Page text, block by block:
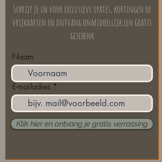
Schrijf je in voor exclusieve upates, kortingen of
vrijkaarten en ontvang onmiddellijk een gratis
geschenk
Naam
E-mailadres
Klik hier en ontvang je gratis verrassing